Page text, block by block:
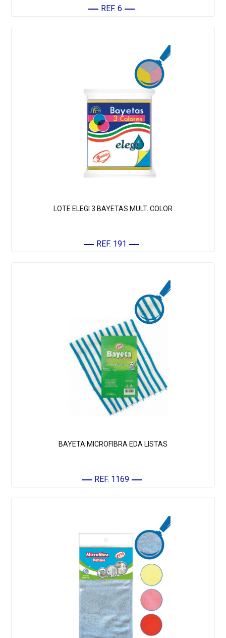
REF. 6
LOTE ELEGI 3 BAYETAS MULT. COLOR
REF. 191
BAYETA MICROFIBRA EDA LISTAS
REF. 1169